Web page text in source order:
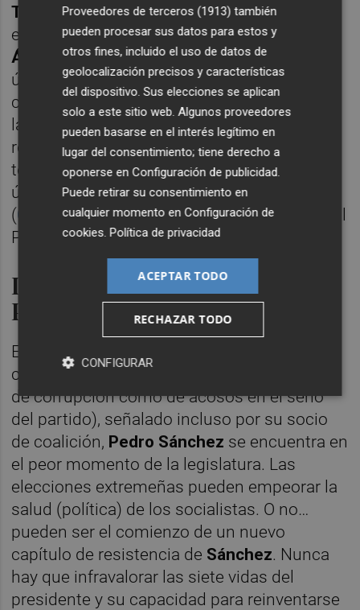
Torre PachecoyJumilla. Un buen resultado
en Extremadura afianzaría a los deJosé
Ángel Anteloy les daría alas para afrontar el
último año y medio. Un mal resultado les
castigaría, pues el partido bebe mucho de
las tendencias nacionales. Antelo
reafirmar, aunque sea en Extremadura, la
tendencia que han enmarcado los dos
últimos sondeos conocidos en la Región
(CEMOP yOBEDE de la UCAM): elsorpasso
PSOE.
Dolor o resurrección para el
PSOE
El PSOE puede estar ante el inicio de un vía
crucis. Acorralado por los escándalos (tanto
de corrupción como de acosos en el seno
del partido), señalado incluso por su socio
de coalición, Pedro Sánchez se encuentra en
el peor momento de la legislatura. Las
elecciones extremeñas pueden empeorar la
salud (política) de los socialistas. O no…
pueden ser el comienzo de un nuevo
capítulo de resistencia de Sánchez. Nunca
hay que infravalorar las siete vidas del
presidente y su capacidad para reinventarse
Proveedores de terceros (1913) también
pueden procesar sus datos para estos y
otros fines, incluido el uso de datos de
geolocalización precisos y características
del dispositivo. Sus elecciones se aplican
solo a este sitio web. Algunos proveedores
pueden basarse en el interés legítimo en
lugar del consentimiento; tiene derecho a
oponerse enConfiguración de publicidad
Puede retirar su consentimiento en
cualquier momento enConfiguración de
cookies .Política de privacidad
ACEPTAR TODO
RECHAZAR TODO
CONFIGURAR